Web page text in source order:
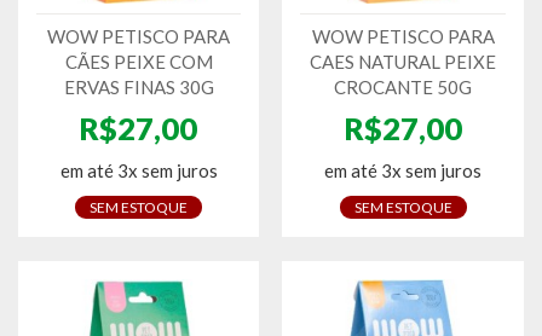
WOW PETISCO PARA
CÃES PEIXE COM
ERVAS FINAS 30G
R$27,00
em até 3x sem juros
SEM ESTOQUE
WOW PETISCO PARA
CAES NATURAL PEIXE
CROCANTE 50G
R$27,00
em até 3x sem juros
SEM ESTOQUE